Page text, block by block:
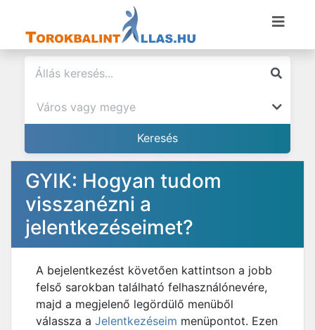
GYIK: Hogyan tudom
visszanézni a
jelentkezéseimet?
A bejelentkezést követően kattintson a jobb
felső sarokban található felhasználónevére,
majd a megjelenő legördülő menüből
válassza a Jelentkezéseim menüpontot. Ezen